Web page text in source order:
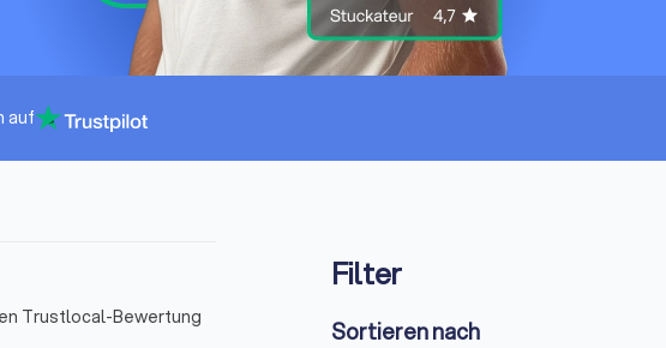
auf
Trustlocal-Bewertung
Filter
Sortieren nach